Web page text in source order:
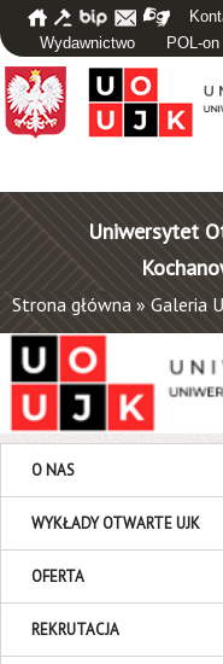
Wydawnictwo
POL-on
Uniwersytet
Strona główna » Galeria
O NAS
WYKŁADY OTWARTE UJK
OFERTA
REKRUTACJA